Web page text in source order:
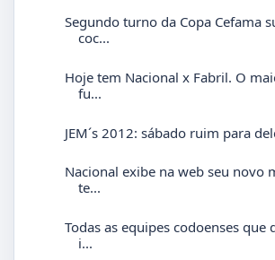
Segundo turno da Copa Cefama
coc...
Hoje tem Nacional x Fabril. O
fu...
JEM´s 2012: sábado ruim para
Nacional exibe na web seu novo
te...
Todas as equipes codoenses que
i...